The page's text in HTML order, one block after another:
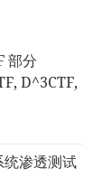
部分
D^3CTF,
渗透测试